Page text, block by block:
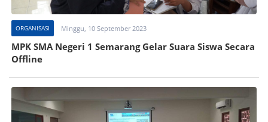
ORGANISASI Minggu, 10 September 2023
MPK SMA Negeri 1 Semarang Gelar Suara Siswa Secara
Offline